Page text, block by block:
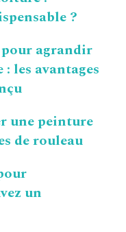
?
agrandir
les avantages
une peinture
de rouleau
un